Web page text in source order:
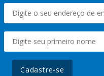
Cadastre-se